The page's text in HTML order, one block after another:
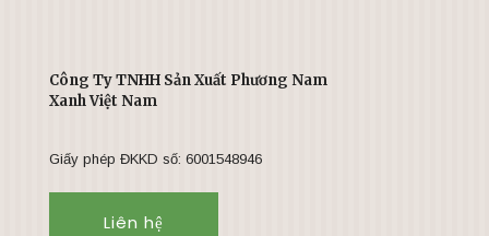
Công Ty TNHH Sản Xuất Phương Nam
Xanh Việt Nam
Giấy phép ĐKKD số: 6001548946
Liên hệ